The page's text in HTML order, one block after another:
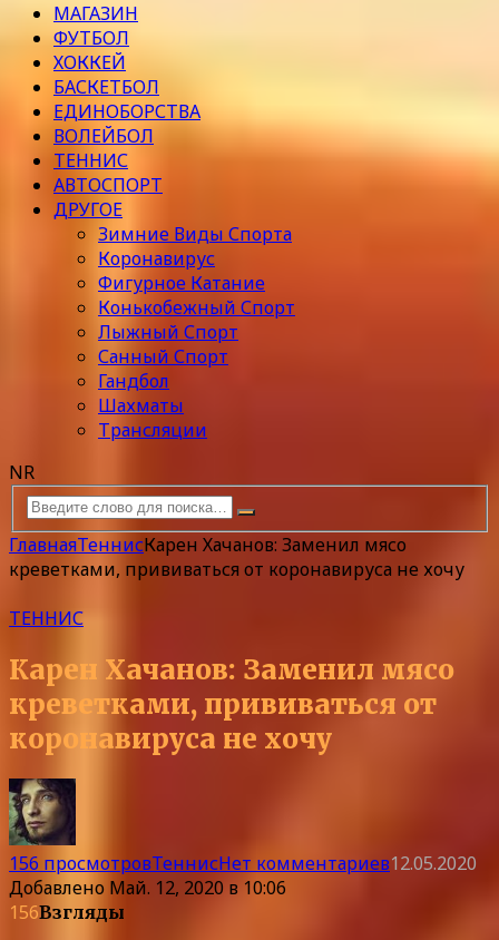
МАГАЗИН
ФУТБОЛ
ХОККЕЙ
БАСКЕТБОЛ
ЕДИНОБОРСТВА
ВОЛЕЙБОЛ
ТЕННИС
АВТОСПОРТ
ДРУГОЕ
Зимние Виды Спорта
Коронавирус
Фигурное Катание
Конькобежный Спорт
Лыжный Спорт
Санный Спорт
Гандбол
Шахматы
Трансляции
NR
ГлавнаяТеннисКарен Хачанов: Заменил мясо
креветками, прививаться от коронавируса не хочу
ТЕННИС
Карен Хачанов: Заменил мясо
креветками, прививаться от
коронавируса не хочу
156 просмотровТеннисНет комментариев12.05.2020
Добавлено Май. 12, 2020 в 10:06
156Взгляды